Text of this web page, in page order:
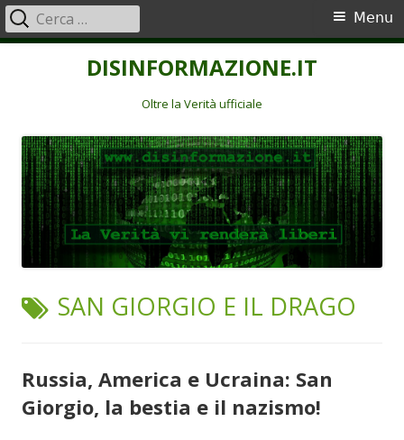
DISINFORMAZIONE.IT
Oltre la Verità ufficiale
Menu
principale
Menu
Ricerca
per:
TAG:
SAN GIORGIO E IL DRAGO
Russia, America e Ucraina: San
Giorgio, la bestia e il nazismo!